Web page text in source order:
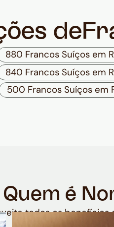
de
880 Francos Suíços em
840 Francos Suíços em
500 Francos Suíços em
Quem é
todos os benefícios